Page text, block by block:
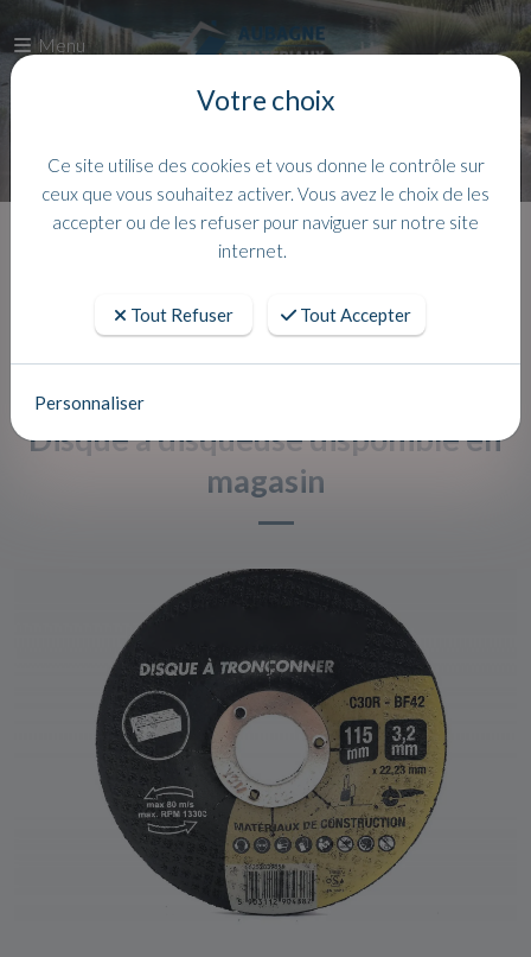
Menu
Accueil Actualites
Disque à disqueuse disponible en
magasin
Votre choix
Ce site utilise des cookies et vous donne le contrôle sur
ceux que vous souhaitez activer. Vous avez le choix de les
accepter ou de les refuser pour naviguer sur notre site
internet.
Tout Refuser Tout Accepter
Personnaliser